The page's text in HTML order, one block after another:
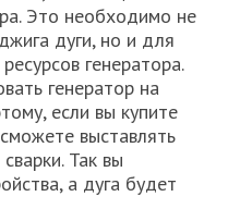
Это необходимо не
дуги, но и для
генератора.
генератор на
если вы купите
выставлять
Так вы
а дуга будет